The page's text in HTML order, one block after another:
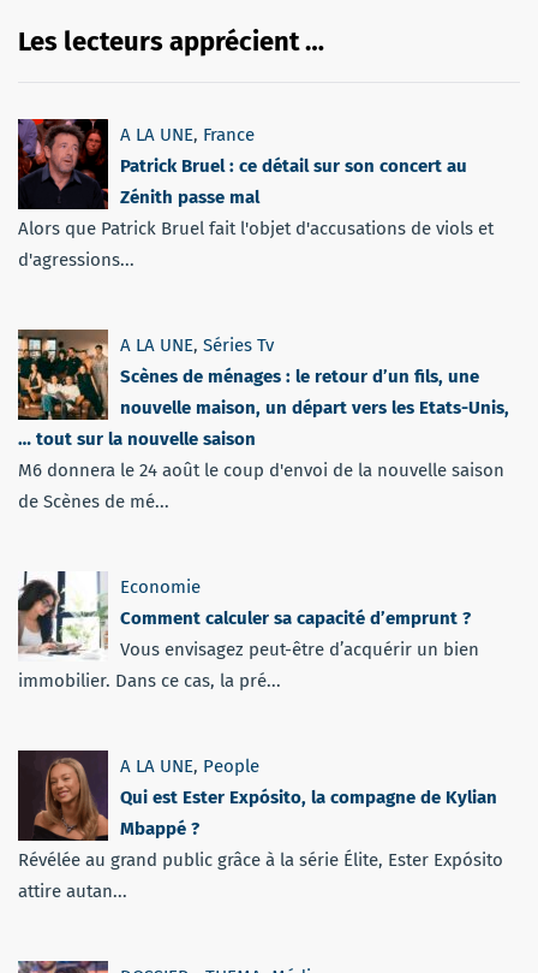
Les lecteurs apprécient …
A LA UNE, France
Patrick Bruel : ce détail sur son concert au
Zénith passe mal
Alors que Patrick Bruel fait l'objet d'accusations de viols et
d'agressions...
A LA UNE, Séries Tv
Scènes de ménages : le retour d’un fils, une
nouvelle maison, un départ vers les Etats-Unis,
… tout sur la nouvelle saison
M6 donnera le 24 août le coup d'envoi de la nouvelle saison
de Scènes de mé...
Economie
Comment calculer sa capacité d’emprunt ?
Vous envisagez peut-être d’acquérir un bien
immobilier. Dans ce cas, la pré...
A LA UNE, People
Qui est Ester Expósito, la compagne de Kylian
Mbappé ?
Révélée au grand public grâce à la série Élite, Ester Expósito
attire autan...